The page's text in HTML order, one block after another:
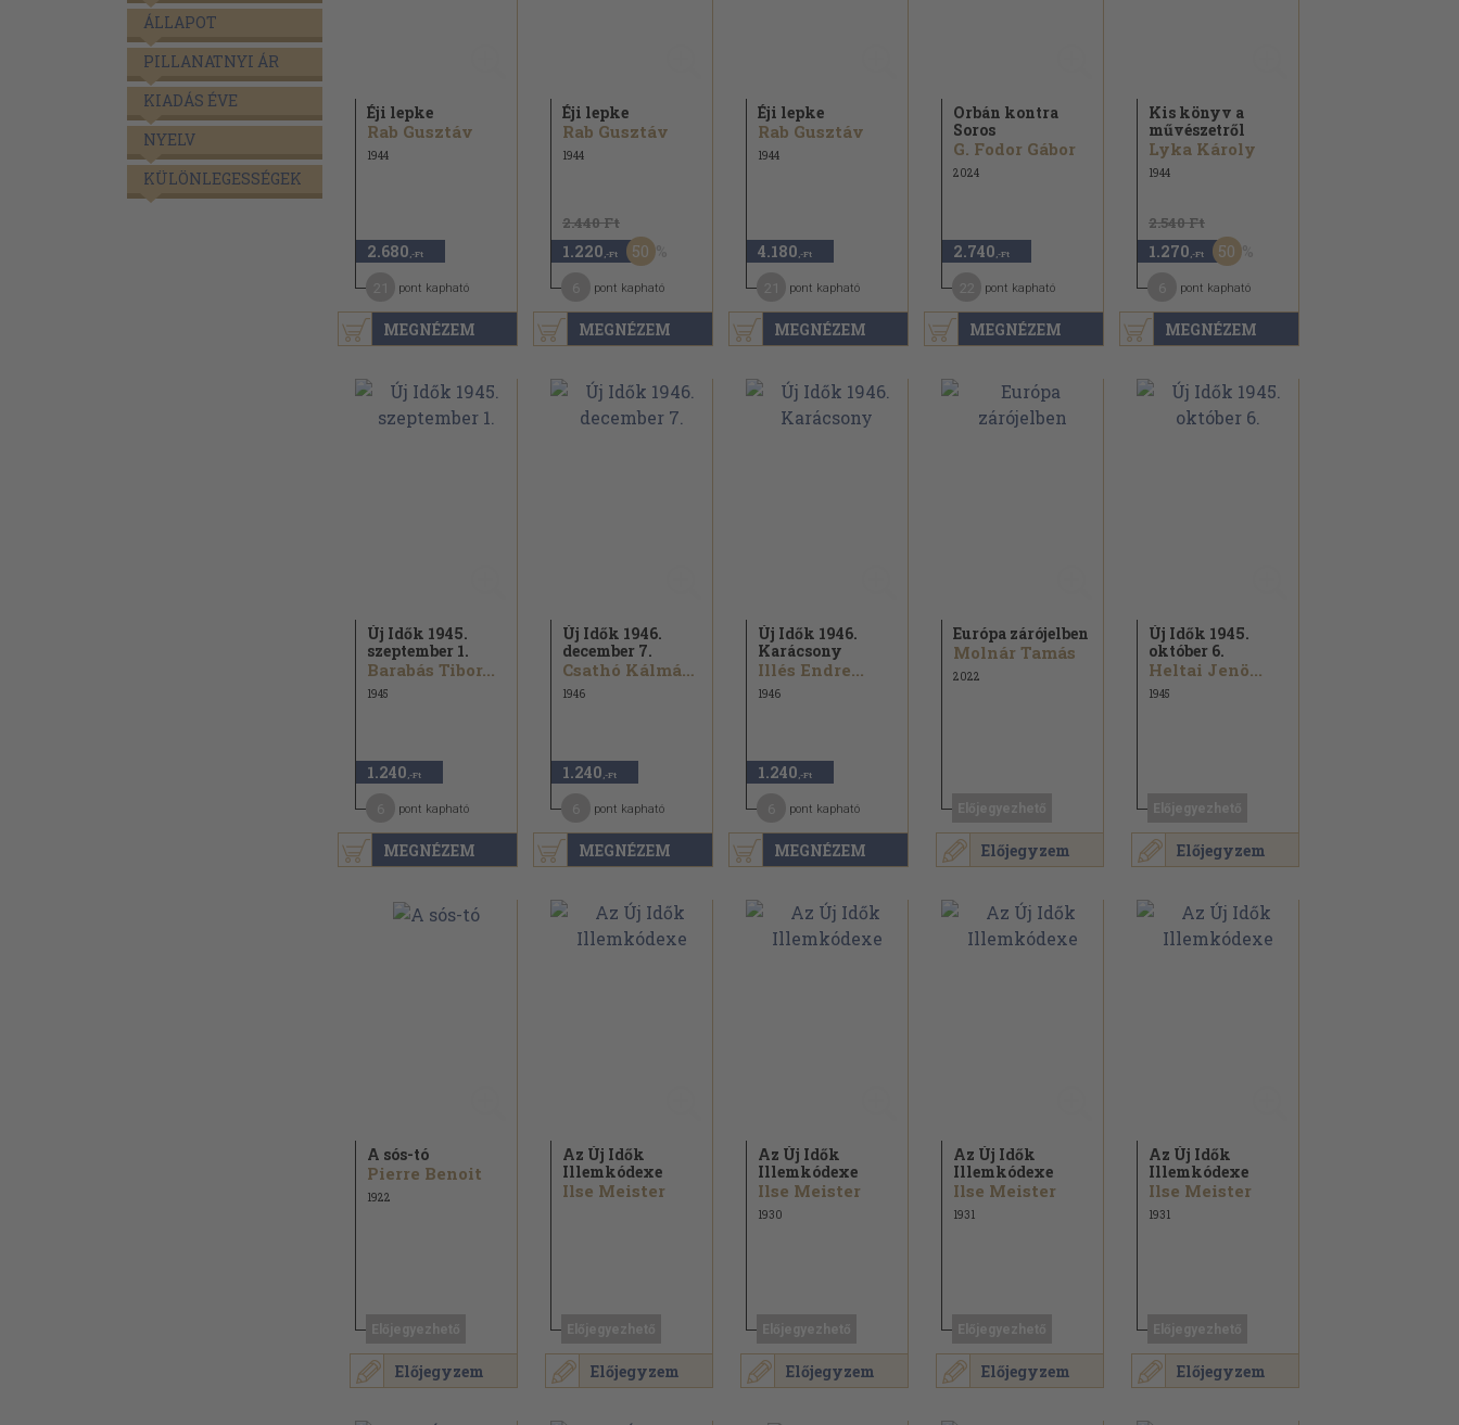
ÁLLAPOT
PILLANATNYI ÁR
KIADÁS ÉVE
NYELV
KÜLÖNLEGESSÉGEK
MEGNÉZEM
Éji lepke
Rab Gusztáv
1944
2.680 ,-Ft
pont kapható
MEGNÉZEM
Éji lepke
Rab Gusztáv
1944
2.440 Ft
1.220 ,-Ft 50
pont kapható
MEGNÉZEM
Éji lepke
Rab Gusztáv
1944
4.180 ,-Ft
pont kapható
MEGNÉZEM
Orbán kontra
Soros
G. Fodor Gábor
2024
2.740 ,-Ft
pont kapható
MEGNÉZEM
Kis könyv a
művészetről
Lyka Károly
1944
2.540 Ft
1.270 ,-Ft 50
pont kapható
MEGNÉZEM
Új Idők 1945.
szeptember 1.
Barabás Tibor...
1945
1.240 ,-Ft
pont kapható
MEGNÉZEM
Új Idők 1946.
december 7.
Csathó Kálmán...
1946
1.240 ,-Ft
pont kapható
MEGNÉZEM
Új Idők 1946.
Karácsony
Illés Endre...
1946
1.240 ,-Ft
pont kapható
Előjegyzem
Európa zárójelben
Molnár Tamás
2022
Előjegyzem
Új Idők 1945.
október 6.
Heltai Jenö...
1945
Előjegyzem
A sós-tó
Pierre Benoit
1922
Előjegyzem
Az Új Idők
Illemkódexe
Ilse Meister
Előjegyzem
Az Új Idők
Illemkódexe
Ilse Meister
1930
Előjegyzem
Az Új Idők
Illemkódexe
Ilse Meister
1931
Előjegyzem
Az Új Idők
Illemkódexe
Ilse Meister
1931